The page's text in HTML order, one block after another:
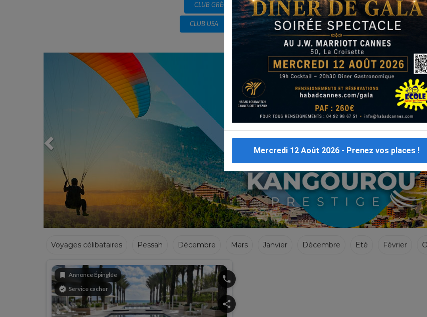
CLUB GRÈCE CLUB CRÈTE CLUB MAROC CLUB MARRAKECH
CLUB USA CLUB PORTUGAL CLUB MARBELLA CLUB MYKONOS
Consultez ici un max de Voyage cacher Etats Unis
Previous
Voyages célibataires Pessah Décembre Mars Janvier Décembre Eté Février
Hiver
bookmark Annonce Épinglée
verified Service cacher
phone
share
Mercredi 12 Août 2026 - Prenez vos places !